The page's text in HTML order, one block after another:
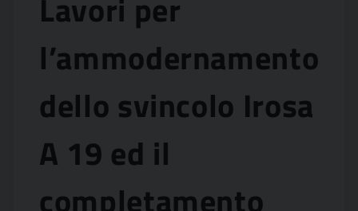
Lavori per
l’ammodernamento
dello svincolo Irosa
A 19 ed il
completamento